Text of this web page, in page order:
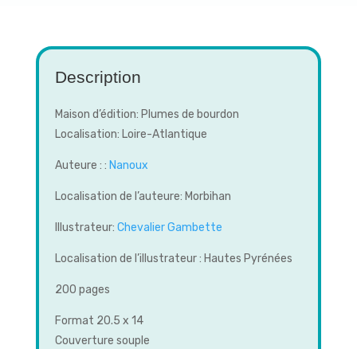
Description
Maison d’édition: Plumes de bourdon
Localisation: Loire-Atlantique
Auteure : : Nanoux
Localisation de l’auteure: Morbihan
Illustrateur: Chevalier Gambette
Localisation de l’illustrateur : Hautes Pyrénées
200 pages
Format 20.5 x 14
Couverture souple